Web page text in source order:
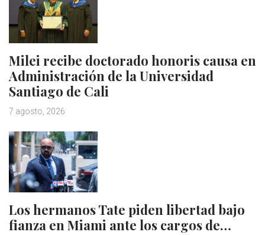
Milei recibe doctorado honoris causa en
Administración de la Universidad
Santiago de Cali
7 agosto, 2026
Los hermanos Tate piden libertad bajo
fianza en Miami ante los cargos de…